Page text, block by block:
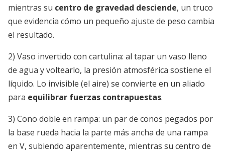
mientras su centro de gravedad desciende, un truco
que evidencia cómo un pequeño ajuste de peso cambia
el resultado.
2) Vaso invertido con cartulina: al tapar un vaso lleno
de agua y voltearlo, la presión atmosférica sostiene el
líquido. Lo invisible (el aire) se convierte en un aliado
para equilibrar fuerzas contrapuestas.
3) Cono doble en rampa: un par de conos pegados por
la base rueda hacia la parte más ancha de una rampa
en V, subiendo aparentemente, mientras su centro de